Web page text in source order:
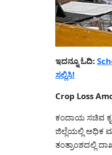
ಇದನ್ನೂ ಓದಿ:
ಸಲ್ಲಿಸಿ!
Crop Loss
ಕಂದಾಯ ಸಚಿವ
ಜಿಲ್ಲೆಯಲ್ಲಿ ಅಧಿಕ
ತಂತ್ರಾಂಶದಲ್ಲಿ